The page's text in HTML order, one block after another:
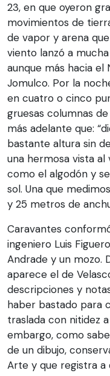
23, en que oyeron
movimientos de
de vapor y arena
viento lanzó a
aunque más hacia el
Jomulco. Por la
en cuatro o cinco
gruesas columnas
más adelante que:
bastante altura sin
una hermosa vista
como el algodón y
sol. Una que
y 25 metros de
Caravantes
ingeniero Luis
Andrade y un mozo.
aparece el de
descripciones y
haber bastado para
traslada con nitidez
embargo, como
de un dibujo,
Arte y que registra a